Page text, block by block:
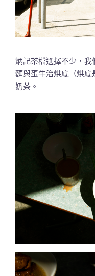
炳記茶檔選擇不少，
麵與蛋牛治烘底（烘
奶茶。